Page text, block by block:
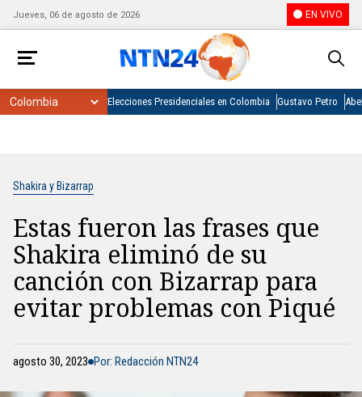
Jueves, 06 de agosto de 2026 EN VIVO
Elecciones Presidenciales en Colombia Gustavo Petro
Shakira y Bizarrap
Estas fueron las frases que
Shakira eliminó de su
canción con Bizarrap para
evitar problemas con Piqué
agosto 30, 2023 Por: Redacción NTN24